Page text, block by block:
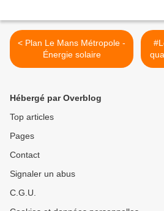
< Plan Le Mans Métropole -
Énergie solaire
Hébergé par Overblog
Top articles
Pages
Contact
Signaler un abus
C.G.U.